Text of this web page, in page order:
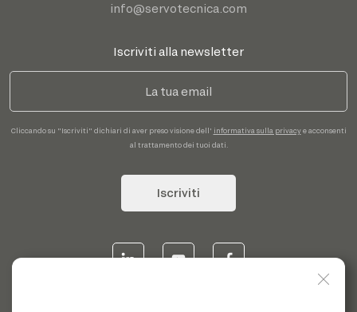
info@servotecnica.com
Iscriviti alla newsletter
Cliccando su "Iscriviti" dichiari di aver preso visione dell' informativa sulla privacye acconsenti
al trattamento dei tuoi dati.
Iscriviti